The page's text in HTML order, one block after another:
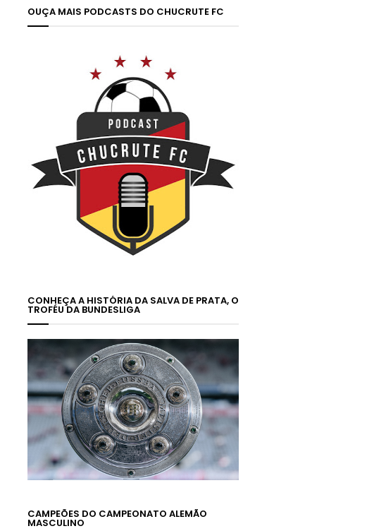
OUÇA MAIS PODCASTS DO CHUCRUTE FC
CONHEÇA A HISTÓRIA DA SALVA DE PRATA, O
TROFÉU DA BUNDESLIGA
CAMPEÕES DO CAMPEONATO ALEMÃO
MASCULINO